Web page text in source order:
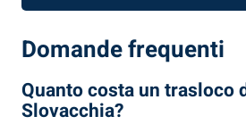
Domande frequenti
Quanto costa un trasloco
Slovacchia?